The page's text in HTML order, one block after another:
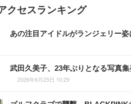
クセスランキング
あの注目アイドルがランジェリー
武田久美子、23年ぶりとなる写真
2026年6月25日 10:29